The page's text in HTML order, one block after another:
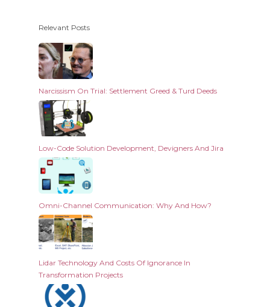
Relevant Posts
Narcissism On Trial: Settlement Greed & Turd Deeds
Low-Code Solution Development, Devigners And Jira
Omni-Channel Communication: Why And How?
Lidar Technology And Costs Of Ignorance In
Transformation Projects